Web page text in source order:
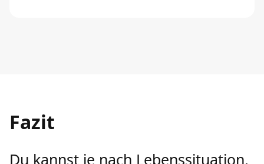
Fazit
Du kannst je nach Lebenssituation,